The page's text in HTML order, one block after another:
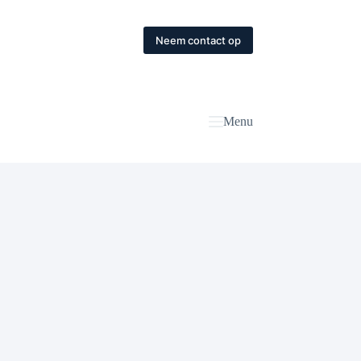
Neem contact op
Menu